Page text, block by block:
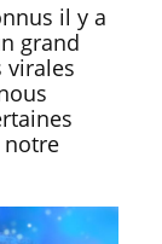
il y a
grand
virales
notre